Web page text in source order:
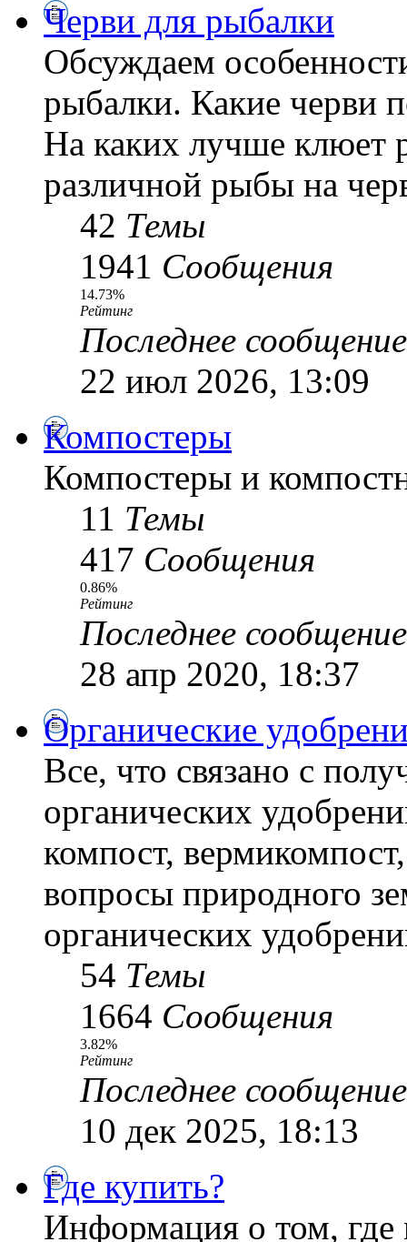
Черви для рыбалки
Обсуждаем
рыбалки. Какие черви
На каких лучше клюет
различной рыбы на
42 Темы
1941 Сообщения
14.73%
Рейтинг
Последнее сообщение
22 июл 2026, 13:09
Компостеры
Компостеры и
11 Темы
417 Сообщения
0.86%
Рейтинг
Последнее сообщение
28 апр 2020, 18:37
Органические
Все, что связано с
органических
компост,
вопросы природного
органических
54 Темы
1664 Сообщения
3.82%
Рейтинг
Последнее сообщение
10 дек 2025, 18:13
Где купить?
Информация о том,